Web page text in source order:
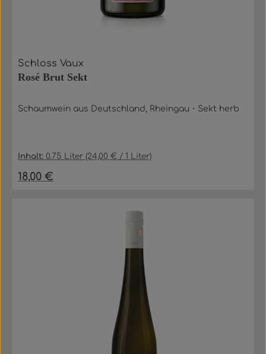
Schloss Vaux
Rosé Brut Sekt
Schaumwein aus Deutschland, Rheingau・Sekt herb
Inhalt:0.75 Liter (24,00 € / 1 Liter)
Regulärer Preis:
18,00 €